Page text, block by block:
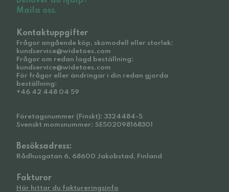
Maila oss.
Kontaktuppgifter
Frågor angående köp, skomodell eller storlek:
kundservice@widetoes.com
Frågor om redan lagd beställning:
kundservice@widetoes.com
För frågor eller ändringar i din redan gjorda
beställning:
+46 42 448 04 59
Företagsnummer (Finskt): 3324484-5
Svenskt momsnummer: SE502098168301
Besöksadress:
Rådhusgatan 6, 68600 Jakobstad, Finland
Fakturor
Här hittar du faktureringsinfo